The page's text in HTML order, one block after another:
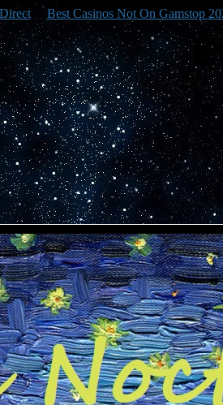
Best Casinos Not On Gamstop